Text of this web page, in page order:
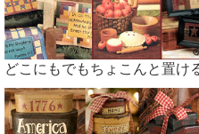
どこにもでもちょこんと置け